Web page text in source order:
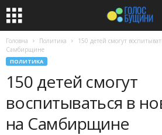
Головна Политика
150 детей смогут
Самбирщине
ПОЛИТИКА
150 детей смогут
воспитываться в
на Самбирщине